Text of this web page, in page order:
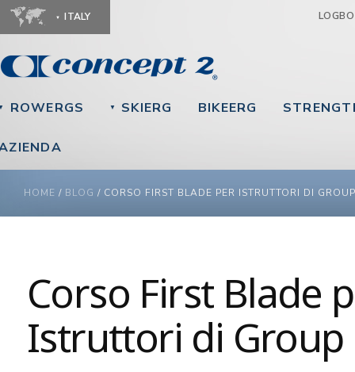
ITALY
ROWERGS ▼ SKIERG BIKEERG
YOU ARE HERE
HOME / BLOG / CORSO FIRST BLADE PER ISTRUTTORI DI
Corso First Blade
Istruttori di Group